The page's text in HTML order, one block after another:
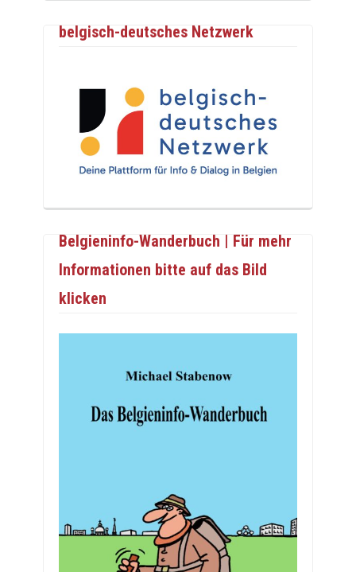
belgisch-deutsches Netzwerk
Belgieninfo-Wanderbuch | Für mehr
Informationen bitte auf das Bild
klicken